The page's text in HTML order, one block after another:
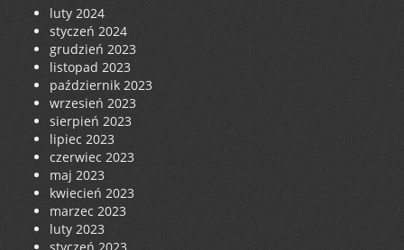
luty 2024
styczeń 2024
grudzień 2023
listopad 2023
październik 2023
wrzesień 2023
sierpień 2023
lipiec 2023
czerwiec 2023
maj 2023
kwiecień 2023
marzec 2023
luty 2023